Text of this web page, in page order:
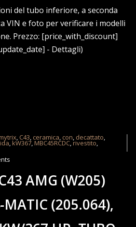
del tubo inferiore, a seconda
VIN e foto per verificare i modelli
Prezzo: [price_with_discount]
- Dettagli)
, C43, ceramica, con, decattato,
,kW367,MBC45RCDC,rivestito,
AMG (W205)
MATIC (205.064),